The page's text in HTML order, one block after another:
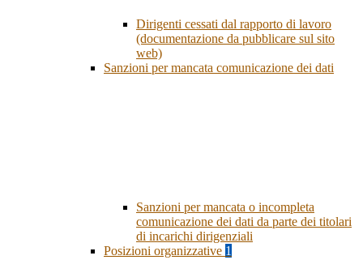
Dirigenti cessati dal rapporto di lavoro
(documentazione da pubblicare sul sito
web)
Sanzioni per mancata comunicazione dei dati
Sanzioni per mancata o incompleta
comunicazione dei dati da parte dei titolari
di incarichi dirigenziali
Posizioni organizzative 1